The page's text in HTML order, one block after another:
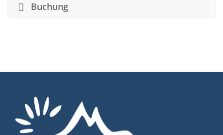
Buchung